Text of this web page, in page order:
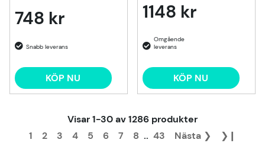
748 kr
KÖP NU
1148 kr
KÖP NU
Visar1-30av1286 produkter
1
2 3 4 5 6 7 8 .. 43 Nästa ❯ ❯❙